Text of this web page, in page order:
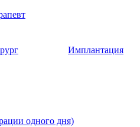
Имплантация
одного дня)